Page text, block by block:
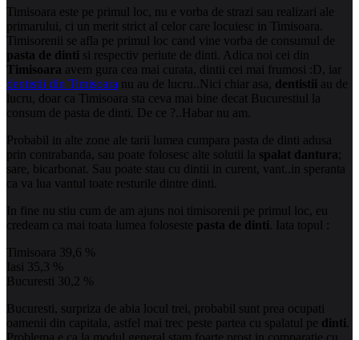
Timisoara este pe primul loc, nu e vorba de strazi sau realizari ale
primarului, ci un merit strict al celor care locuiesc in Timisoara.
Timisorenii se afla pe primul loc cand vine vorba de consumul de
pasta de dinti si respectiv periute de dinti. Adica noi cei din
Timisoara avem gura cea mai curata, dintii cei mai frumosi :D, iar
dentistii din Timisoara nu au de lucru..Nici chiar asa, dentistii au de
lucru, doar ca Timisoara sta ceva mai bine decat Bucurestiul la
consum de pasta de dinti. De ce ?..Habar nu am.
Probabil in alte zone ale tarii lumea cumpara pasta de dinti adusa
prin contrabanda, sau poate folosesc alte solutii la spalat dantura;
sare, bicarbonat. Sau poate stau cu dintii in curent, vant..in speranta
ca va lua vantul toate resturile dintre dinti.
In fine nu stiu cum de am ajuns noi timisorenii pe primul loc, eu
credeam ca mai toata lumea foloseste pasta de dinti . Iata topul :
Timisoara 39,6 %
Iasi 35,3 %
Bucuresti 30,2 %
Bucuresti, surpriza de abia locul trei, probabil sunt prea ocupati
oamenii din capitala, astfel mai trec peste partea cu spalatul pe dinti
Problema e ca la modul general stam foarte prost in comparatie cu